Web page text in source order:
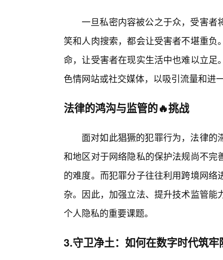
一旦私密内容被公之于众，受害者
笑和人肉搜索，都会让受害者不堪重
命，让受害者在现实生活中也难以立
色情网站或社交媒体，以吸引流量和进
法律的鸿沟与监管的🔥挑战
面对如此猖獗的犯罪行为，法律
和地区对于网络隐私的保护法规尚不
的难度。而犯罪分子往往利用跨境网
杂。因此，加强立法、提升技术监管
个人隐私的重要课题。
3.守卫净土：如何在数字时代筑